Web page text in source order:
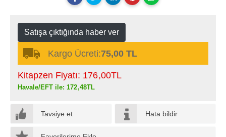
Satışa çıktığında haber ver
Kargo Ücreti:75,00 TL
Kitapzen Fiyatı: 176,00TL
Havale/EFT ile: 172,48TL
Tavsiye et Hata bildir